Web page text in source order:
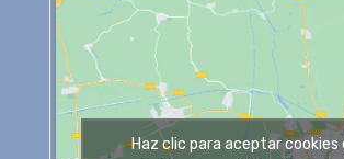
Haz clic para aceptar cookies